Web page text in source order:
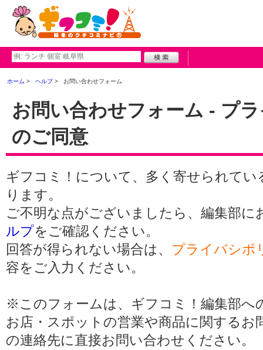
ホーム ヘルプ お問い合わせフォーム
お問い合わせフォーム - プ
のご同意
ギフコミ！について、多く寄せられてい
ります。
ご不明な点がございましたら、編集部
ルプをご確認ください。
回答が得られない場合は、 プライバシポ
容をご入力ください。
※このフォームは、ギフコミ！編集部へ
お店・スポットの営業や商品に関する
の連絡先に直接お問い合わせください。